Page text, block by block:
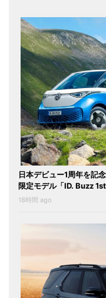
日本デビュー1周年を記
限定モデル「ID. Buzz
18時間 ago